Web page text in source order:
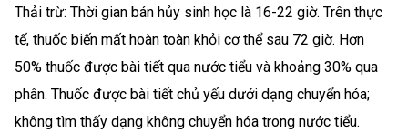
Thải trừ: Thời gian bán hủy sinh học là 16-22 giờ. Trên thực
tế, thuốc biến mất hoàn toàn khỏi cơ thể sau 72 giờ. Hơn
50% thuốc được bài tiết qua nước tiểu và khoảng 30% qua
phân. Thuốc được bài tiết chủ yếu dưới dạng chuyển hóa;
không tìm thấy dạng không chuyển hóa trong nước tiểu.